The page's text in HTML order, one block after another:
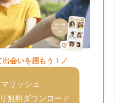
出会いを掴もう！／
マリッシュ
無料ダウンロード